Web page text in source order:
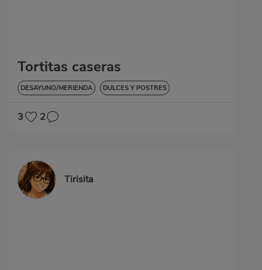
Tortitas caseras
DESAYUNO/MERIENDA DULCES Y POSTRES
3 2
Tirisita